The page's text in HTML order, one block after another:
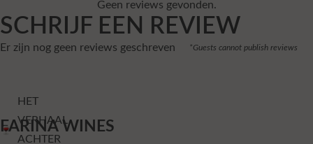
Geen reviews gevonden.
SCHRIJF EEN REVIEW
Er zijn nog geen reviews geschreven *Guests cannot publish reviews
HET
VERHAAL
ACHTER
FARINA WINES